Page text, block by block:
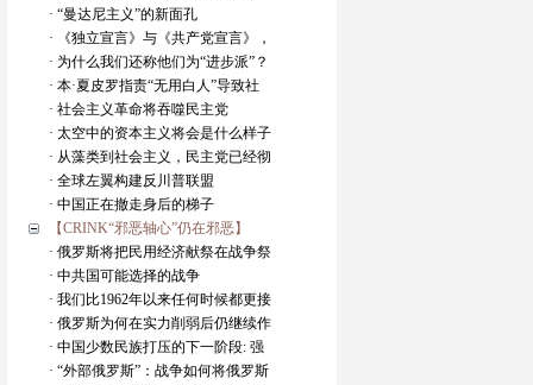
· “曼达尼主义”的新面孔
· 《独立宣言》与《共产党宣言》，
· 为什么我们还称他们为“进步派”？
· 本·夏皮罗指责“无用白人”导致社
· 社会主义革命将吞噬民主党
· 太空中的资本主义将会是什么样子
· 从藻类到社会主义，民主党已经彻
· 全球左翼构建反川普联盟
· 中国正在撤走身后的梯子
【CRINK“邪恶轴心”仍在邪恶】
· 俄罗斯将把民用经济献祭在战争祭
· 中共国可能选择的战争
· 我们比1962年以来任何时候都更接
· 俄罗斯为何在实力削弱后仍继续作
· 中国少数民族打压的下一阶段: 强
· “外部俄罗斯”：战争如何将俄罗斯